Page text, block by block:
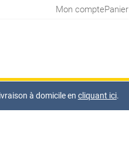
à domicile en cliquant ici.
Mon comptePanier